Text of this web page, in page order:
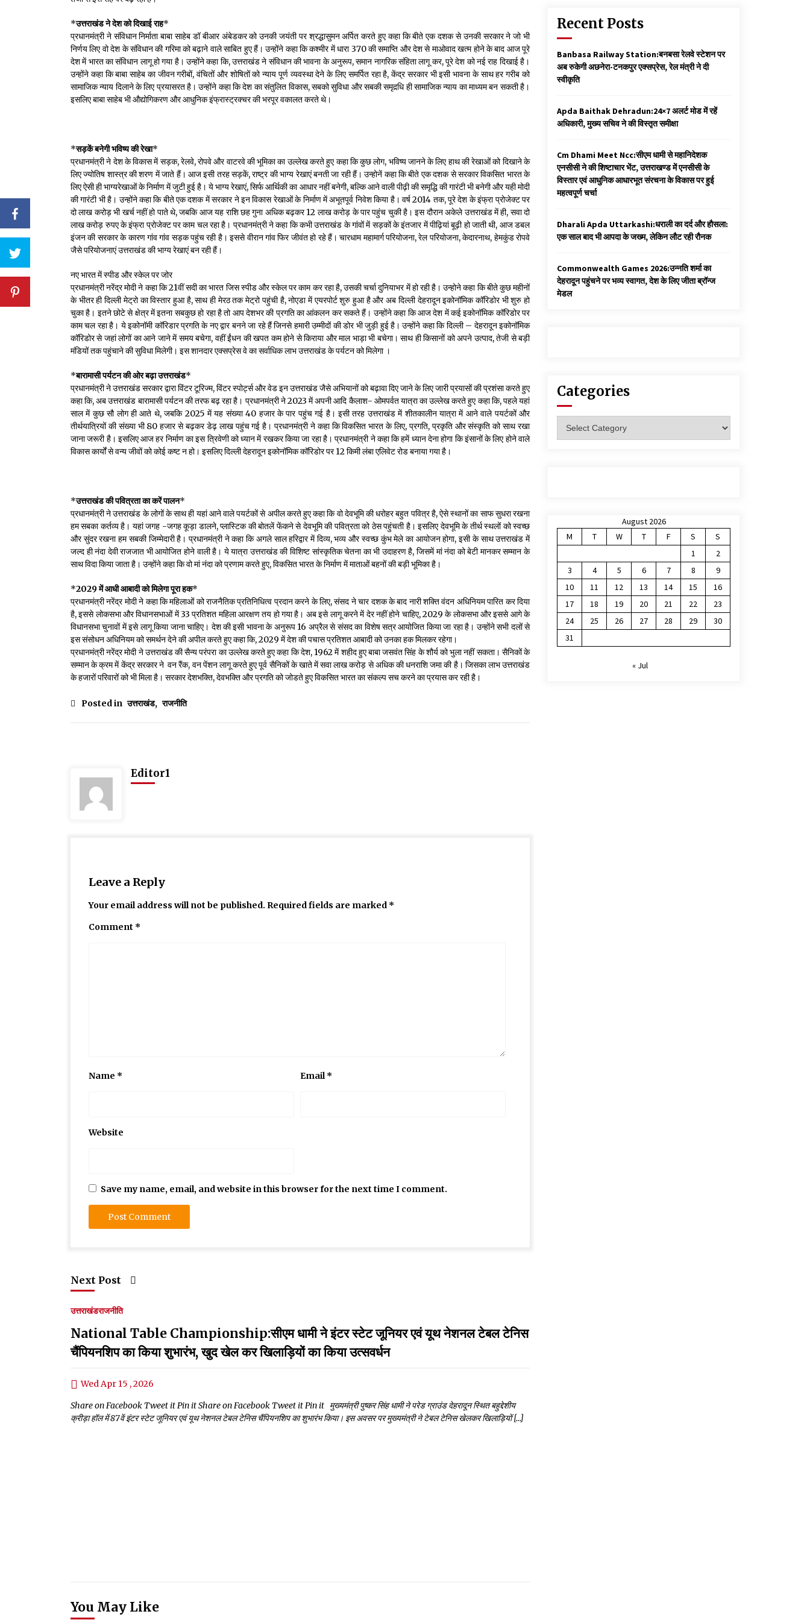
*उत्तराखंड ने देश को दिखाई राह*
प्रधानमंत्री ने संविधान निर्माता बाबा साहेब डॉ बीआर अंबेडकर को उनकी जयंती पर श्रद्धासुमन अर्पित करते हुए कहा कि बीते एक दशक से उनकी सरकार ने जो भी
निर्णय लिए वो देश के संविधान की गरिमा को बढ़ाने वाले साबित हुए हैं। उन्होंने कहा कि कश्मीर में धारा 370 की समाप्ति और देश से माओवाद खत्म होने के बाद आज पूरे
देश में भारत का संविधान लागू हो गया है। उन्होंने कहा कि, उत्तराखंड ने संविधान की भावना के अनुरूप, समान नागरिक संहिता लागू कर, पूरे देश को नई राह दिखाई है।
उन्होंने कहा कि बाबा साहेब का जीवन गरीबों, वंचितों और शोषितों को न्याय पूर्ण व्यवस्था देने के लिए समर्पित रहा है, केंद्र सरकार भी इसी भावना के साथ हर गरीब को
सामाजिक न्याय दिलाने के लिए प्रयासरत है। उन्होंने कहा कि देश का संतुलित विकास, सबको सुविधा और सबकी समृद़धि ही सामाजिक न्याय का माध्यम बन सकती है।
इसलिए बाबा साहेब भी औद्योगिकरण और आधुनिक इंफ्रास्ट्रक्चर की भरपूर वकालत करते थे।
*सड़कें बनेगी भविष्य की रेखा*
प्रधानमंत्री ने देश के विकास में सड़क, रेलवे, रोपवे और वाटरवे की भूमिका का उल्लेख करते हुए कहा कि कुछ लोग, भविष्य जानने के लिए हाथ की रेखाओं को दिखाने के
लिए ज्योतिष शास्त्र की शरण में जाते हैं। आज इसी तरह सड़कें, राष्ट्र की भाग्य रेखाएं बनती जा रही हैं। उन्होनें कहा कि बीते एक दशक से सरकार विकसित भारत के
लिए ऐसी ही भाग्यरेखाओं के निर्माण में जुटी हुई है। ये भाग्य रेखाएं, सिर्फ आर्थिकी का आधार नहीं बनेगी, बल्कि आने वाली पीढ़ी की समृद्धि की गारंटी भी बनेगी और यही मोदी
की गारंटी भी है। उन्होंने कहा कि बीते एक दशक में सरकार ने इन विकास रेखाओं के निर्माण में अभूतपूर्व निवेश किया है। वर्ष 2014 तक, पूरे देश के इंफ्रा प्रोजेक्ट पर
दो लाख करोड़ भी खर्च नहीं हो पाते थे, जबकि आज यह राशि छह गुना अधिक बढ़कर 12 लाख करोड़ के पार पहुंच चुकी है। इस दौरान अकेले उत्तराखंड में ही, सवा दो
लाख करोड़ रुपए के इंफ्रा प्रोजेक्ट पर काम चल रहा है। प्रधानमंत्री ने कहा कि कभी उत्तराखंड के गांवों में सड़कों के इंतजार में पीढ़ियां बूढ़ी हो जाती थी, आज डबल
इंजन की सरकार के कारण गांव गांव सड़क पहुंच रही है। इससे वीरान गांव फिर जीवंत हो रहे हैं। चारधाम महामार्ग परियोजना, रेल परियोजना, केदारनाथ, हेमकुंड रोपवे
जैसे परियोजनाएं उत्तराखंड की भाग्य रेखाएं बन रही हैं।
नए भारत में स्पीड और स्केल पर जोर
प्रधानमंत्री नरेंद्र मोदी ने कहा कि 21वीं सदी का भारत जिस स्पीड और स्केल पर काम कर रहा है, उसकी चर्चा दुनियाभर में हो रही है। उन्होने कहा कि बीते कुछ महीनों
के भीतर ही दिल्ली मेट्रो का विस्तार हुआ है, साथ ही मेरठ तक मेट्रो पहुंची है, नोएडा में एयरपोर्ट शुरु हुआ है और अब दिल्ली देहरादून इकोनॉमिक कॉरिडोर भी शुरु हो
चुका है। इतने छोटे से क्षेत्र में इतना सबकुछ हो रहा है तो आप देशभर की प्रगति का आंकलन कर सकते हैं। उन्होंने कहा कि आज देश में कई इकोनॉमिक कॉरिडोर पर
काम चल रहा है। ये इकोनॉमी कॉरिडार प्रगति के नए द्वार बनने जा रहे हैं जिनसे हमारी उम्मीदों की डोर भी जुड़ी हुई है। उन्होंने कहा कि दिल्ली – देहरादून इकोनॉमिक
कॉरिडोर से जहां लोगों का आने जाने में समय बचेगा, वहीं ईंधन की खपत कम होने से किराया और माल भाड़ा भी बचेगा। साथ ही किसानों को अपने उत्पाद, तेजी से बड़ी
मंडियों तक पहुंचाने की सुविधा मिलेगी। इस शानदार एक्सप्रेस वे का सर्वाधिक लाभ उत्तराखंड के पर्यटन को मिलेगा ।
*बारामासी पर्यटन की ओर बढ़ा उत्तराखंड*
प्रधानमंत्री ने उत्तराखंड सरकार द्वारा विंटर टूरिज्म, विंटर स्पोर्ट्स और वेड इन उत्तराखंड जैसे अभियानों को बढ़ावा दिए जाने के लिए जारी प्रयासों की प्रशंसा करते हुए
कहा कि, अब उत्तराखंड बारामासी पर्यटन की तरफ बढ़ रहा है। प्रधानमंत्री ने 2023 में अपनी आदि कैलाश- ओमपर्वत यात्रा का उल्लेख करते हुए कहा कि, पहले यहां
साल में कुछ सौ लोग ही आते थे, जबकि 2025 में यह संख्या 40 हजार के पार पहुंच गई है। इसी तरह उत्तराखंड में शीतकालीन यात्रा में आने वाले पयर्टकों और
तीर्थयात्रियों की संख्या भी 80 हजार से बढ़कर डेढ़ लाख पहुंच गई है। प्रधानमंत्री ने कहा कि विकसित भारत के लिए, प्रगति, प्रकृति और संस्कृति को साथ रखा
जाना जरूरी है। इसलिए आज हर निर्माण का इस त्रिवेणी को ध्यान में रखकर किया जा रहा है। प्रधानमंत्री ने कहा कि हमें ध्यान देना होगा कि इंसानों के लिए होने वाले
विकास कार्यों से वन्य जीवों को कोई कष्ट न हो। इसलिए दिल्ली देहरादून इकोनॉमिक कॉरिडोर पर 12 किमी लंबा एलिवेट रोड बनाया गया है।
*उत्तराखंड की पवित्रता का करें पालन*
प्रधानमंत्री ने उत्तराखंड के लोगों के साथ ही यहां आने वाले पयर्टकों से अपील करते हुए कहा कि वो देवभूमि की धरोहर बहुत पवित्र है, ऐसे स्थानों का साफ सुधरा रखना
हम सबका कर्तव्य है। यहां जगह -जगह कूड़ा डालने, प्लास्टिक की बोतलें फेंकने से देवभूमि की पवित्रता को ठेस पहुंचती है। इसलिए देवभूमि के तीर्थ स्थलों को स्वच्छ
और सुंदर रखना हम सबकी जिम्मेदारी है। प्रधानमंत्री ने कहा कि अगले साल हरिद्वार में दिव्य, भव्य और स्वच्छ कुंभ मेले का आयोजन होगा, इसी के साथ उत्तराखंड में
जल्द ही नंदा देवी राजजात भी आयोजित होने वाली है। ये यात्रा उत्तराखंड की विशिष्ट सांस्कृतिक चेतना का भी उदाहरण है, जिसमें मां नंदा को बेटी मानकर सम्मान के
साथ विदा किया जाता है। उन्होंने कहा कि वो मां नंदा को प्रणाम करते हुए, विकसित भारत के निर्माण में माताओं बहनों की बड़ी भूमिका है।
*2029 में आधी आबादी को मिलेगा पूरा हक*
प्रधानमंत्री नरेंद्र मोदी ने कहा कि महिलाओं को राजनैतिक प्रतिनिधित्व प्रदान करने के लिए, संसद ने चार दशक के बाद नारी शक्ति वंदन अधिनियम पारित कर दिया
है, इससे लोकसभा और विधानसभाओं में 33 प्रतिशत महिला आरक्षण तय हो गया है। अब इसे लागू करने में देर नहीं होने चाहिए, 2029 के लोकसभा और इससे आगे के
विधानसभा चुनावों में इसे लागू किया जाना चाहिए। देश की इसी भावना के अनुरूप 16 अप्रैल से संसद का विशेष सत्र आयोजित किया जा रहा है। उन्होंने सभी दलों से
इस संसोधन अधिनियम को समर्थन देने की अपील करते हुए कहा कि, 2029 में देश की पचास प्रतिशत आबादी को उनका हक मिलकर रहेगा।
प्रधानमंत्री नरेंद्र मोदी ने उत्तराखंड की सैन्य परंपरा का उल्लेख करते हुए कहा कि देश, 1962 में शहीद हुए बाबा जसवंत सिंह के शौर्य को भुला नहीं सकता। सैनिकों के
सम्मान के क्रम में केंद्र सरकार ने वन रैंक, वन पेंशन लागू करते हुए पूर्व सैनिकों के खाते में सवा लाख करोड़ से अधिक की धनराशि जमा की है। जिसका लाभ उत्तराखंड
के हजारों परिवारों को भी मिला है। सरकार देशभक्ति, देवभक्ति और प्रगति को जोडते हुए विकसित भारत का संकल्प सच करने का प्रयास कर रही है।
Posted in उत्तराखंड, राजनीति
Editor1
Leave a Reply
Your email address will not be published. Required fields are marked *
Comment *
Name * Email*
Website
Save my name, email, and website in this browser for the next time I comment.
Next Post
उत्तराखंडराजनीति
National Table Championship:सीएम धामी ने इंटर स्टेट जूनियर एवं यूथ नेशनल टेबल टेनिस
चैंपियनशिप का किया शुभारंभ, खुद खेल कर खिलाड़ियों का किया उत्सवर्धन
Wed Apr 15 , 2026
Share on Facebook Tweet it Pin it Share on Facebook Tweet it Pin it मुख्यमंत्री पुष्कर सिंह धामी ने परेड ग्राउंड देहरादून स्थित बहुद्देशीय
क्रीड़ा हॉल में 87वें इंटर स्टेट जूनियर एवं यूथ नेशनल टेबल टेनिस चैंपियनशिप का शुभारंभ किया। इस अवसर पर मुख्यमंत्री ने टेबल टेनिस खेलकर खिलाड़ियों […]
You May Like
Recent Posts
Banbasa Railway Station:बनबसा रेलवे स्टेशन पर
अब रुकेगी अछनेरा-टनकपुर एक्सप्रेस, रेल मंत्री ने दी
स्वीकृति
Apda Baithak Dehradun:24×7 अलर्ट मोड में रहें
अधिकारी, मुख्य सचिव ने की विस्तृत समीक्षा
Cm Dhami Meet Ncc:सीएम धामी से महानिदेशक
एनसीसी ने की शिष्टाचार भेंट, उत्तराखण्ड में एनसीसी के
विस्तार एवं आधुनिक आधारभूत संरचना के विकास पर हुई
महत्वपूर्ण चर्चा
Dharali Apda Uttarkashi:धराली का दर्द और हौसला:
एक साल बाद भी आपदा के जख्म, लेकिन लौट रही रौनक
Commonwealth Games 2026:उन्नति शर्मा का
देहरादून पहुंचने पर भव्य स्वागत, देश के लिए जीता ब्रॉन्ज
मेडल
Categories
August 2026
M
T W T F S
S
1
2
3
4 5 6 7 8
9
10
11 12 13 14 15
16
17
18 19 20 21 22
23
24
25 26 27 28 29
30
31
« Jul